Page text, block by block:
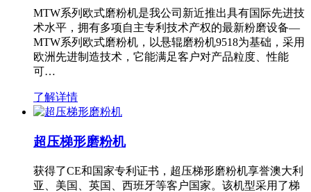
MTW系列欧式磨粉机是我公司新近推出具有国际先进技
术水平，拥有多项自主专利技术产权的最新粉磨设备—
MTW系列欧式磨粉机，以悬辊磨粉机9518为基础，采用
欧洲先进制造技术，它能满足客户对产品粒度、性能
可…
了解详情
超压梯形磨粉机
获得了CE和国家专利证书，超压梯形磨粉机享誉澳大利
亚、美国、英国、西班牙等客户国家。该机型采用了梯